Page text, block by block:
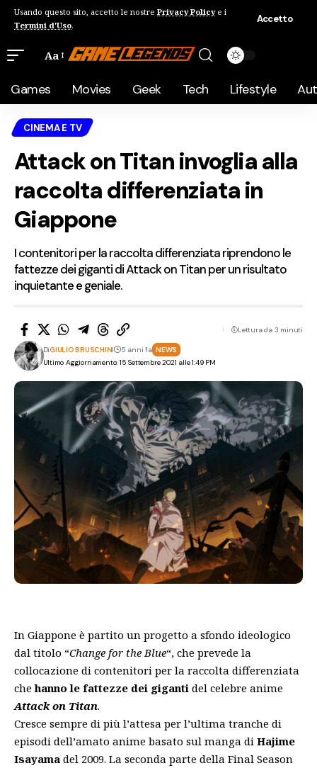
Usando questo sito, accetto le nostre Privacy Policye i
Termini d'Uso.
Accetto
Aa
Games Movies Geek Tech Lifestyle
CINEMA E TV
Attack on Titan invoglia alla
raccolta differenziata in
Giappone
I contenitori per la raccolta differenziata riprendono le
fattezze dei giganti di Attack on Titan per un risultato
inquietante e geniale.
Ultimo Aggiornamento: 15 Settembre 2021 alle 1:49 PM
DiGIULIO BRUSCHINI 5 anni fa NEWS
Lettura da 3 minuti
In Giappone è partito un progetto a sfondo ideologico
dal titolo “Change for the Blue“, che prevede la
collocazione di contenitori per la raccolta differenziata
chehanno le fattezze dei giganti del celebre anime
Attack on Titan.
Cresce sempre di più l’attesa per l’ultima tranche di
episodi dell’amato anime basato sul manga di Hajime
Isayama del 2009. La seconda parte della Final Season